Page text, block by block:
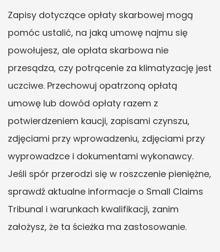
Zapisy dotyczące opłaty skarbowej mogą
pomóc ustalić, na jaką umowę najmu się
powołujesz, ale opłata skarbowa nie
przesądza, czy potrącenie za klimatyzację jest
uczciwe. Przechowuj opatrzoną opłatą
umowę lub dowód opłaty razem z
potwierdzeniem kaucji, zapisami czynszu,
zdjęciami przy wprowadzeniu, zdjęciami przy
wyprowadzce i dokumentami wykonawcy.
Jeśli spór przerodzi się w roszczenie pieniężne,
sprawdź aktualne informacje o Small Claims
Tribunal i warunkach kwalifikacji, zanim
założysz, że ta ścieżka ma zastosowanie.